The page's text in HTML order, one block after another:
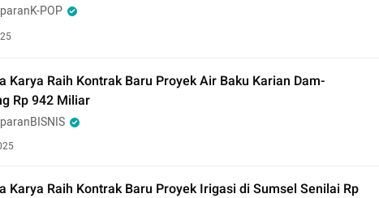
POP
Karya Raih Kontrak Baru Proyek Air Baku Karian Dam-
Rp 942 Miliar
Karya Raih Kontrak Baru Proyek Irigasi di Sumsel Senilai Rp